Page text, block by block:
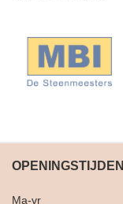
OPENINGSTIJDEN
Ma-vr